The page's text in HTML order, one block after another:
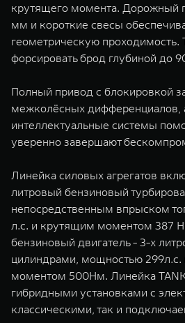
крутящего момента. Дорожный
мм и короткие свесы
геометрическую проходимость.
форсировать брод глубиной до
Полный привод c блокировкой
межколёсных дифференциалов,
интеллектуальные системы
уверенно завершают
Линейка силовых агрегатов
литровый бензиновый
непосредственным впрыском
л.с. и крутящим моментом 387
бензиновый двигатель - 3-х
цилиндрами, мощностью
моментом 500Нм. Линейка
гибридными установками с
классическими, так и